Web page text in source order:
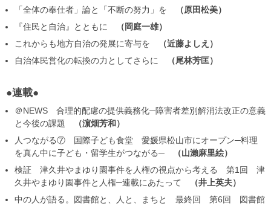
「全体の奉仕者」論と「不断の努力」を
原田松美
『住民と自治』とともに
岡庭一雄
これからも地方自治の発展に寄与を
近藤よしえ
自治体民営化の転換の力としてさらに
尾林芳匡
●連載●
＠NEWS 合理的配慮の提供義務化─障害者差別解消法改正の意義
と今後の課題
濵畑芳和
人つながる⑦ 国際子ども食堂 愛媛県松山市にオープン─料理
を真ん中に子ども・留学生がつながる─
山瀨麻里絵
検証 津久井やまゆり園事件を人権の視点から考える 第1回 津
久井やまゆり園事件と人権─連載にあたって
井上英夫
中の人が語る。図書館と、人と、まちと 最終回 第6回 図書館